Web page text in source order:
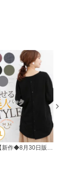
【送料無料】【新作◆8月30日販売】 無地 と ボーダー から選べる バック釦 長袖 カットソー プルオーバー